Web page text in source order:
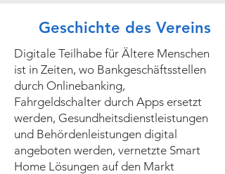
Geschichte des Vereins
Digitale Teilhabe für Ältere Menschen
ist in Zeiten, wo Bankgeschäftsstellen
durch Onlinebanking,
Fahrgeldschalter durch Apps ersetzt
werden, Gesundheitsdienstleistungen
und Behördenleistungen digital
angeboten werden, vernetzte Smart
Home Lösungen auf den Markt